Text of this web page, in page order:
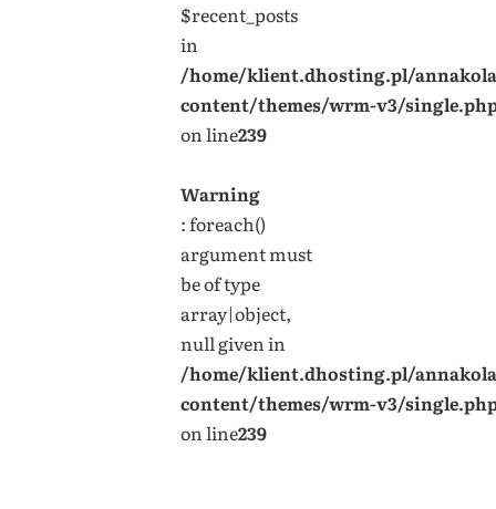
$recent_posts
in
/home/klient.dhosting.pl/
content/themes/wrm-v3/
on line239
Warning
: foreach()
argument must
be of type
array|object,
null given in
/home/klient.dhosting.pl/
content/themes/wrm-v3/
on line239